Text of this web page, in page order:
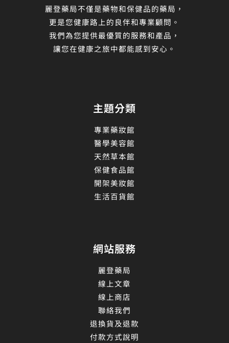
麗登藥局不僅是藥物和保健品的藥局，
更是您健康路上的良伴和專業顧問。
我們為您提供最優質的服務和產品，
讓您在健康之旅中都能感到安心。
主題分類
專業藥妝館
醫學美容館
天然草本館
保健食品館
開架美妝館
生活百貨館
網站服務
麗登藥局
線上文章
線上商店
聯絡我們
退換貨及退款
付款方式說明